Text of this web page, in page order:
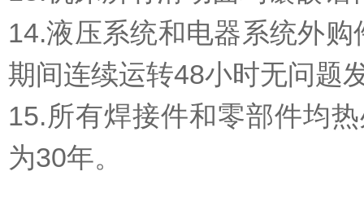
14.液压系统和电器系统外
期间连续运转48小时无问题
15.所有焊接件和零部件均
为30年。